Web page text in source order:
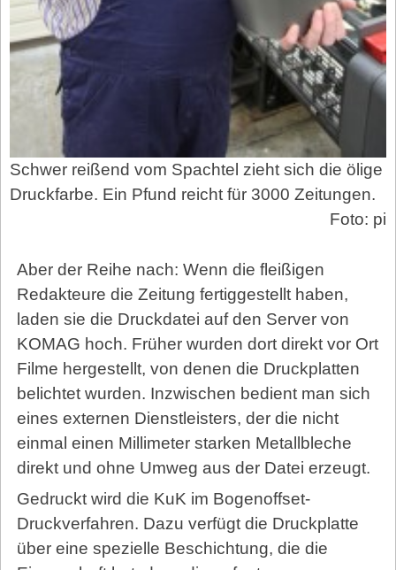
Schwer reißend vom Spachtel zieht sich die ölige
Druckfarbe. Ein Pfund reicht für 3000 Zeitungen.
Foto: pi
Aber der Reihe nach: Wenn die fleißigen
Redakteure die Zeitung fertiggestellt haben,
laden sie die Druckdatei auf den Server von
KOMAG hoch. Früher wurden dort direkt vor Ort
Filme hergestellt, von denen die Druckplatten
belichtet wurden. Inzwischen bedient man sich
eines externen Dienstleisters, der die nicht
einmal einen Millimeter starken Metallbleche
direkt und ohne Umweg aus der Datei erzeugt.
Gedruckt wird die KuK im Bogenoffset-
Druckverfahren. Dazu verfügt die Druckplatte
über eine spezielle Beschichtung, die die